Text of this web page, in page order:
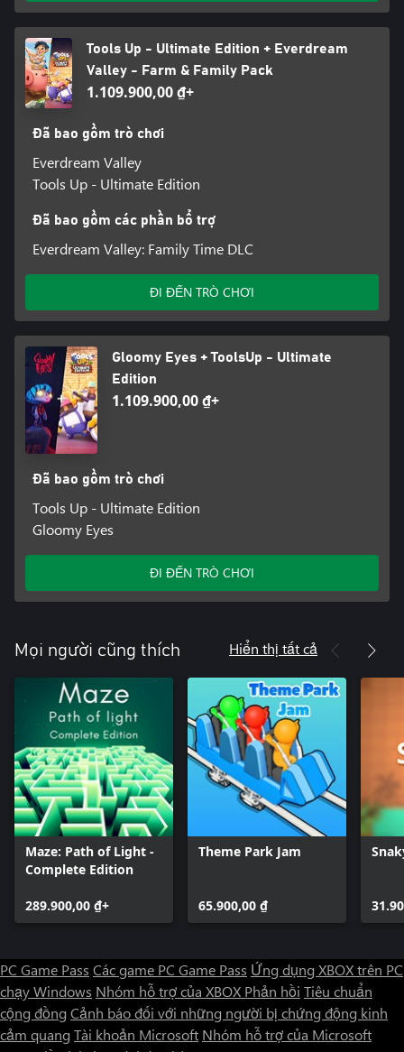
Tools Up - Ultimate Edition + Everdream
Valley - Farm & Family Pack
1.109.900,00 ₫+
Đã bao gồm trò chơi
Everdream Valley
Tools Up - Ultimate Edition
Đã bao gồm các phần bổ trợ
Everdream Valley: Family Time DLC
ĐI ĐẾN TRÒ CHƠI
Gloomy Eyes + ToolsUp - Ultimate
Edition
1.109.900,00 ₫+
Đã bao gồm trò chơi
Tools Up - Ultimate Edition
Gloomy Eyes
ĐI ĐẾN TRÒ CHƠI
Mọi người cũng thích Hiển thị tất cả
Maze: Path of Light -
Complete Edition
289.900,00 ₫+
Theme Park Jam
65.900,00 ₫
PC Game Pass Các game PC Game Pass Ứng dụng XBOX trên PC
chạy Windows Nhóm hỗ trợ của XBOX Phản hồi Tiêu chuẩn
cộng đồng Cảnh báo đối với những người bị chứng động kinh
cảm quang Tài khoản Microsoft Nhóm hỗ trợ của Microsoft